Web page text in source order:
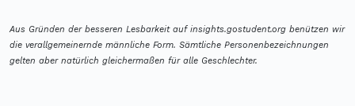
Aus Gründen der besseren Lesbarkeit auf insights.gostudent.org benützen wir
die verallgemeinernde männliche Form. Sämtliche Personenbezeichnungen
gelten aber natürlich gleichermaßen für alle Geschlechter.